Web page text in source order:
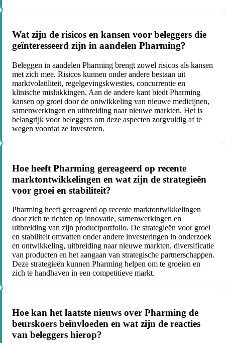
Wat zijn de risicos en kansen voor beleggers die
geïnteresseerd zijn in aandelen Pharming?
Beleggen in aandelen Pharming brengt zowel risicos als kansen
met zich mee. Risicos kunnen onder andere bestaan uit
marktvolatiliteit, regelgevingskwesties, concurrentie en
klinische mislukkingen. Aan de andere kant biedt Pharming
kansen op groei door de ontwikkeling van nieuwe medicijnen,
samenwerkingen en uitbreiding naar nieuwe markten. Het is
belangrijk voor beleggers om deze aspecten zorgvuldig af te
wegen voordat ze investeren.
Hoe heeft Pharming gereageerd op recente
marktontwikkelingen en wat zijn de strategieën
voor groei en stabiliteit?
Pharming heeft gereageerd op recente marktontwikkelingen
door zich te richten op innovatie, samenwerkingen en
uitbreiding van zijn productportfolio. De strategieën voor groei
en stabiliteit omvatten onder andere investeringen in onderzoek
en ontwikkeling, uitbreiding naar nieuwe markten, diversificatie
van producten en het aangaan van strategische partnerschappen.
Deze strategieën kunnen Pharming helpen om te groeien en
zich te handhaven in een competitieve markt.
Hoe kan het laatste nieuws over Pharming de
beurskoers beïnvloeden en wat zijn de reacties
van beleggers hierop?